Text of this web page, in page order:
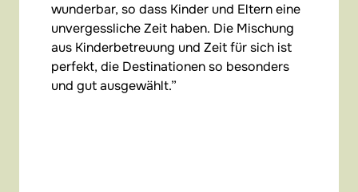
wunderbar, so dass Kinder und Eltern eine
unvergessliche Zeit haben. Die Mischung
aus Kinderbetreuung und Zeit für sich ist
perfekt, die Destinationen so besonders
und gut ausgewählt.